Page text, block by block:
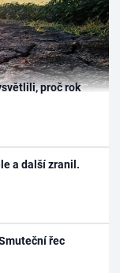
proč rok
a další zranil.
řec